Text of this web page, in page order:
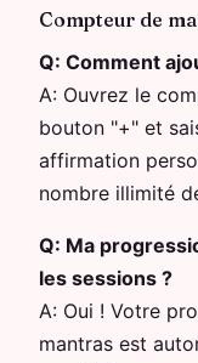
Compteur de
Q: Comment
A: Ouvrez le
bouton "+" et
affirmation
nombre illimité
Q: Ma
les sessions ?
A: Oui ! Votre
mantras est